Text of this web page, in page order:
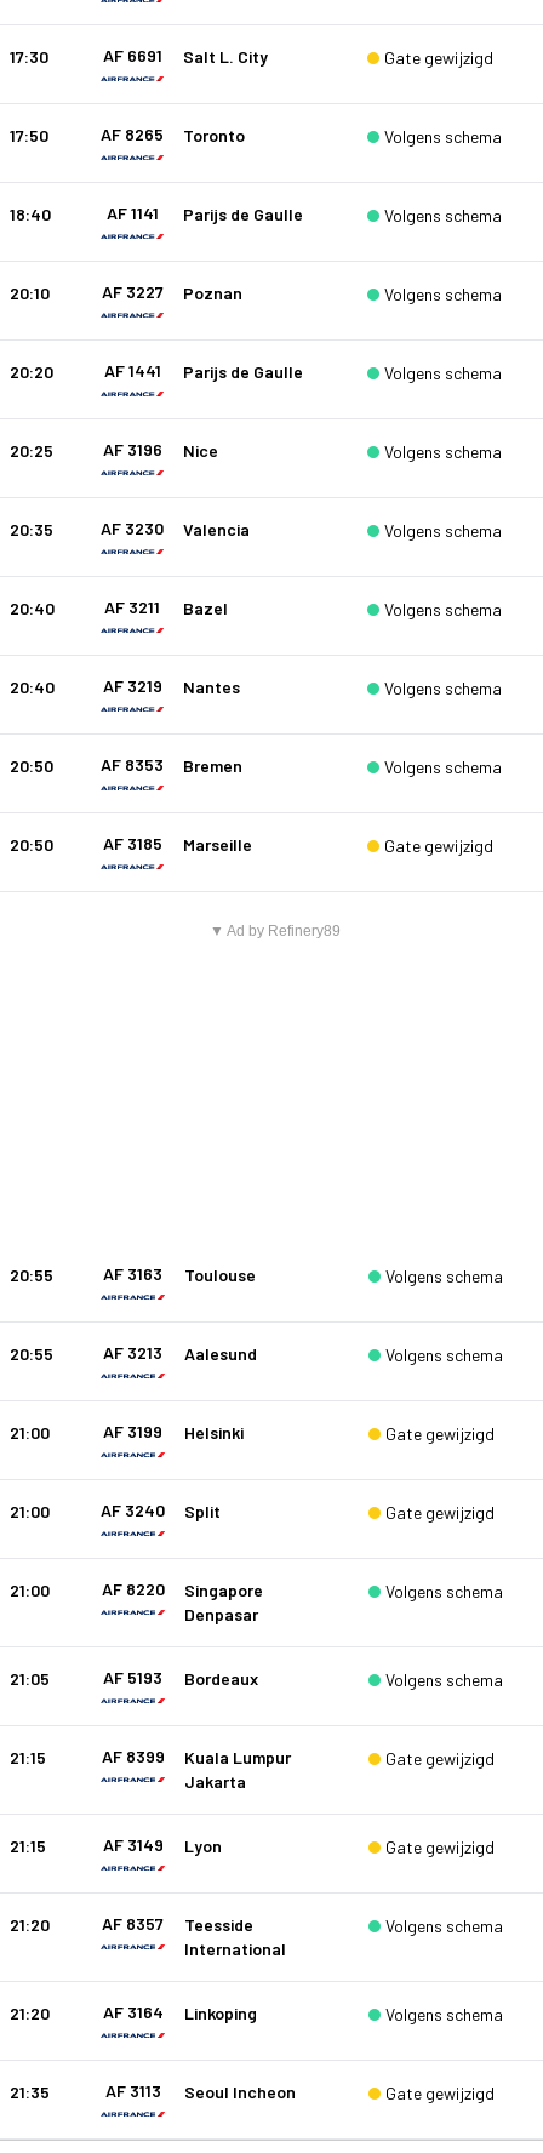
17:30 AF 6691 Salt L. City Gate gewijzigd
17:50 AF 8265 Toronto Volgens schema
18:40 AF 1141 Parijs de Gaulle Volgens schema
20:10 AF 3227 Poznan Volgens schema
20:20 AF 1441 Parijs de Gaulle Volgens schema
20:25 AF 3196 Nice Volgens schema
20:35 AF 3230 Valencia Volgens schema
20:40 AF 3211 Bazel Volgens schema
20:40 AF 3219 Nantes Volgens schema
20:50 AF 8353 Bremen Volgens schema
20:50 AF 3185 Marseille Gate gewijzigd
▼ Ad by Refinery89
20:55 AF 3163 Toulouse Volgens schema
20:55 AF 3213 Aalesund Volgens schema
21:00 AF 3199 Helsinki Gate gewijzigd
21:00 AF 3240 Split Gate gewijzigd
21:00 AF 8220
Singapore
Denpasar
Volgens schema
21:05 AF 5193 Bordeaux Volgens schema
21:15 AF 8399
Kuala Lumpur
Jakarta
Gate gewijzigd
21:15 AF 3149 Lyon Gate gewijzigd
21:20 AF 8357
Teesside
International
Volgens schema
21:20 AF 3164 Linkoping Volgens schema
21:35 AF 3113 Seoul Incheon Gate gewijzigd